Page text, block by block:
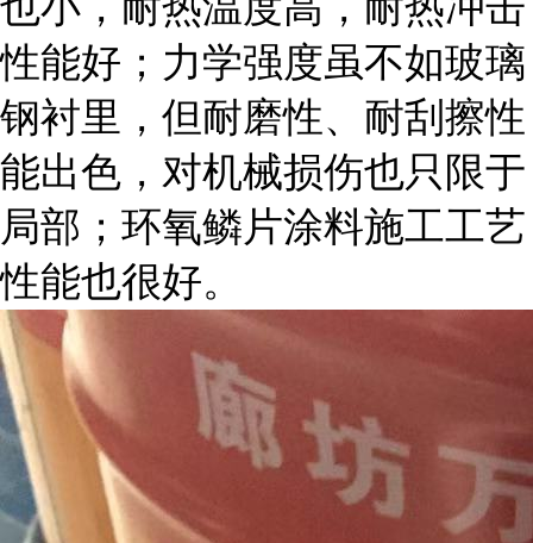
性能好；力学强度虽不如玻璃
钢衬里，但耐磨性、耐刮擦性
能出色，对机械损伤也只限于
局部；环氧鳞片涂料施工工艺
性能也很好。